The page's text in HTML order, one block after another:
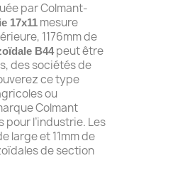
par Colmant-
17x11 mesure
1176mm de
B44peut être
des sociétés de
ce type
ou
Colmant
l’industrie. Les
large et 11mm de
de section